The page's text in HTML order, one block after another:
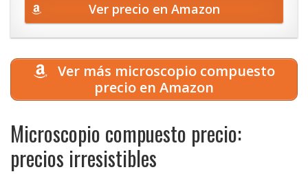
Ver precio en Amazon
Ver más microscopio compuesto
precio en Amazon
Microscopio compuesto precio:
precios irresistibles